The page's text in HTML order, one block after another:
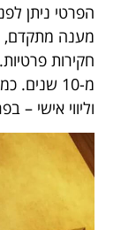
הפרטי ניתן
מענה מתקדם,
חקירות
מ-10
וליווי אישי –